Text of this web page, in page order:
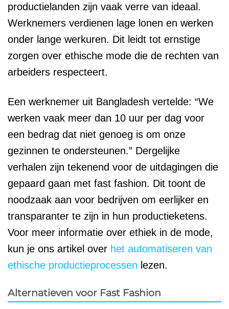
productielanden zijn vaak verre van ideaal.
Werknemers verdienen lage lonen en werken
onder lange werkuren. Dit leidt tot ernstige
zorgen over ethische mode die de rechten van
arbeiders respecteert.
Een werknemer uit Bangladesh vertelde: “We
werken vaak meer dan 10 uur per dag voor
een bedrag dat niet genoeg is om onze
gezinnen te ondersteunen.” Dergelijke
verhalen zijn tekenend voor de uitdagingen die
gepaard gaan met fast fashion. Dit toont de
noodzaak aan voor bedrijven om eerlijker en
transparanter te zijn in hun productieketens.
Voor meer informatie over ethiek in de mode,
kun je ons artikel over het automatiseren van
ethische productieprocessen lezen.
Alternatieven voor Fast Fashion